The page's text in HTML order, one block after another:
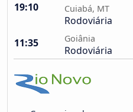
19:10 Cuiabá, MT
Rodoviária
11:35
Goiânia
Rodoviária